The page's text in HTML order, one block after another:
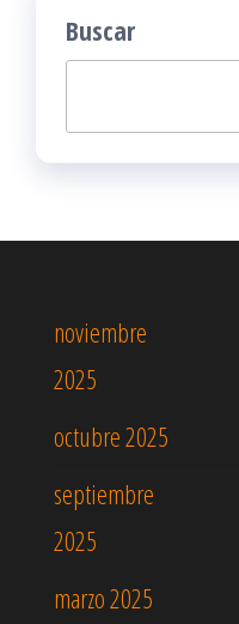
Buscar
noviembre
2025
octubre 2025
septiembre
2025
marzo 2025